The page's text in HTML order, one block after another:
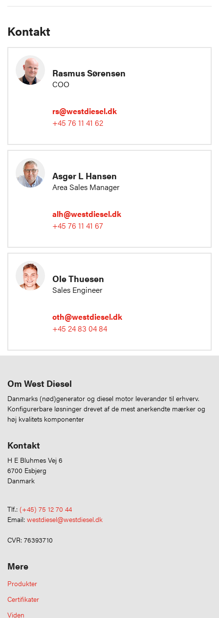
Kontakt
Rasmus Sørensen
COO
rs@westdiesel.dk
+45 76 11 41 62
Asger L Hansen
Area Sales Manager
alh@westdiesel.dk
+45 76 11 41 67
Ole Thuesen
Sales Engineer
oth@westdiesel.dk
+45 24 83 04 84
Om West Diesel
Danmarks (nød)generator og diesel motor leverandør til erhverv.
Konfigurerbare løsninger drevet af de mest anerkendte mærker og
høj kvalitets komponenter
Kontakt
H E Bluhmes Vej 6
6700 Esbjerg
Danmark
Tlf.: (+45) 75 12 70 44
Email: westdiesel@westdiesel.dk
CVR: 76393710
Mere
Produkter
Certifikater
Viden